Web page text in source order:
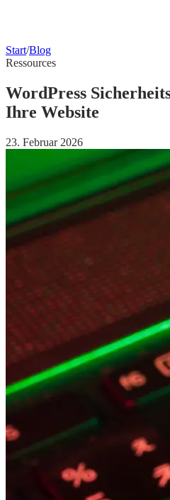
Start/Blog
Ressources
WordPress
Ihre Website
23. Februar 2026